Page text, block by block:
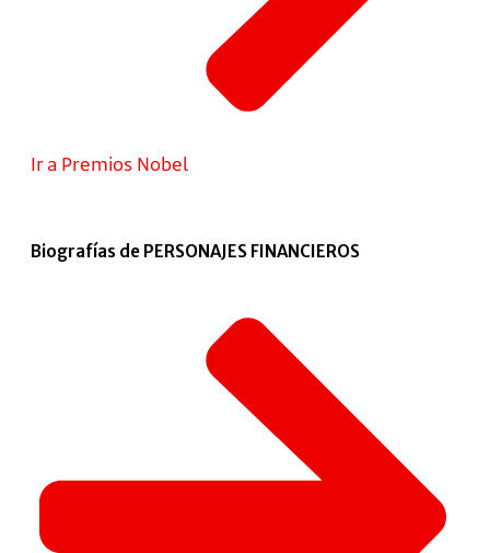
Ir a Premios Nobel
Biografías de PERSONAJES FINANCIEROS